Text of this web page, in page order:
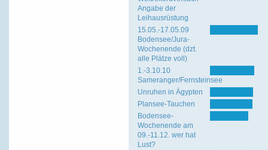
Angabe der
Leihausrüstung
15.05.-17.05.09
Bodensee/Jura-
Wochenende (dzt.
alle Plätze voll)
1.-3.10.10
Sameranger/Fernsteinsee
Unruhen in Ägypten
Plansee-Tauchen
Bodensee-
Wochenende am
09.-11.12. wer hat
Lust?